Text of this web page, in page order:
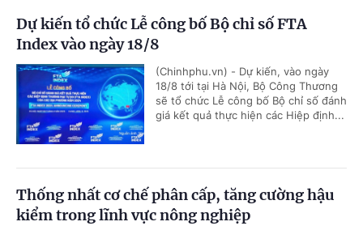
Dự kiến tổ chức Lễ công bố Bộ chỉ số FTA
Index vào ngày 18/8
(Chinhphu.vn) - Dự kiến, vào ngày
18/8 tới tại Hà Nội, Bộ Công Thương
sẽ tổ chức Lễ công bố Bộ chỉ số đánh
giá kết quả thực hiện các Hiệp định...
Thống nhất cơ chế phân cấp, tăng cường hậu
kiểm trong lĩnh vực nông nghiệp